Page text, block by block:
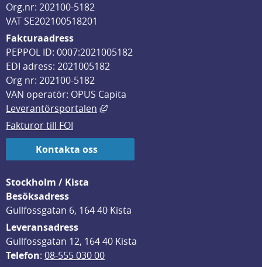
Org.nr: 202100-5182
VAT SE202100518201
Fakturaadress
PEPPOL ID: 0007:2021005182
EDI adress: 2021005182
Org nr: 202100-5182
VAN operatör: OPUS Capita
Leverantörsportalen
Länk till annan webbplats, öppnas
Fakturor till FOI
Kontakta oss
Stockholm / Kista
Besöksadress
Gullfossgatan 6, 164 40 Kista
Leveransadress
Gullfossgatan 12, 164 40 Kista
Telefon: 08-555 030 00